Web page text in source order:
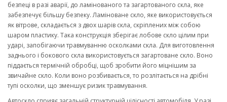
безпеці в разі аварії, до ламінованого та загартованого скла, яке
забезпечує більшу безпеку. Ламіноване скло, яке використовується
як вітрове, складається з двох шарів скла, скріплених між собою
шаром пластику. Така конструкція зберігає лобове скло цілим при
ударі, запобігаючи травмуванню осколками скла. Для виготовлення
заднього і бокового скла використовується загартоване скло. Воно
піддається термічній обробці, щоб зробити його міцнішим за
звичайне скло. Коли воно розбивається, то розлітається на дрібні
тупі осколки, що зменшує ризик травмування.